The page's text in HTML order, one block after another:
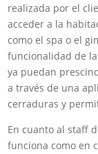
realizada por el
acceder a la
como el spa o el
funcionalidad de
ya puedan
a través de una
cerraduras y
En cuanto al staff
funciona como en